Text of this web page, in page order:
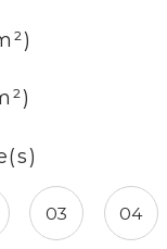
03 04